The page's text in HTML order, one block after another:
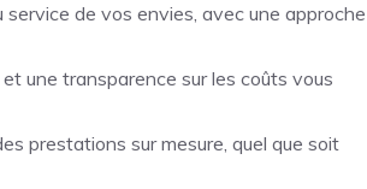
de vos envies, avec une approche
une transparence sur les coûts vous
prestations sur mesure, quel que soit